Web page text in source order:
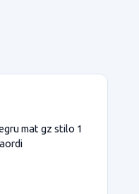
mat gz stilo 1